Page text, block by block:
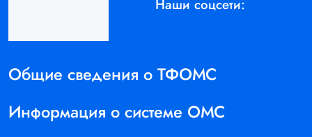
Общие сведения о ТФОМС
Информация о системе ОМС
Наши соцсети: